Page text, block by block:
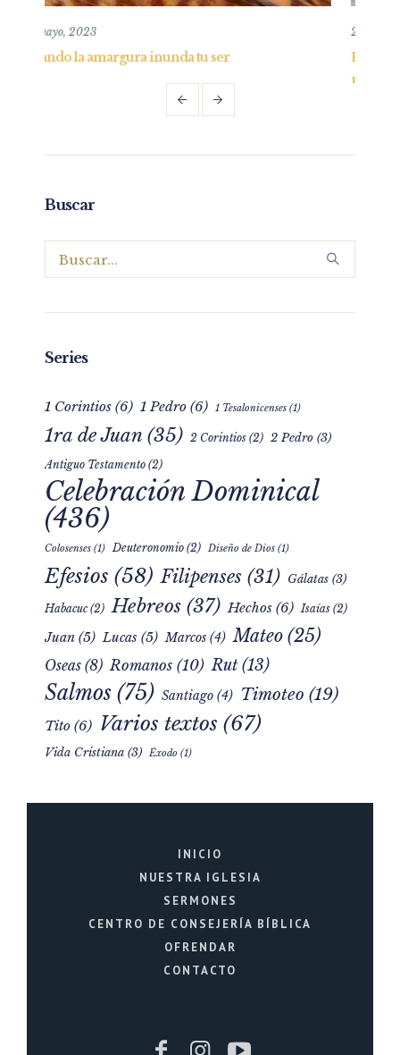
26 mayo, 2019
Entendiendo y practicando el perdón bíblico –
1 Corintios(6) 1 Pedro (6) 1 Tesalonicenses(1)
1ra de Juan(35)
Antiguo Testamento(2)
Celebración Dominical
(436)
Colosenses(1) Deuteronomio(2) Diseño de Dios (1)
Efesios (58) Filipenses(31) Gálatas(3)
Habacuc(2) Hebreos(37) Hechos(6) Isaías
Juan(5) Lucas(5) Marcos (4) Mateo
Oseas(8) Romanos(10) Rut (13)
Salmos(75) Santiago(4) Timoteo
Tito (6) Varios textos
INICIO
NUESTRA IGLESIA
SERMONES
CENTRO DE CONSEJERÍA BÍBLICA
OFRENDAR